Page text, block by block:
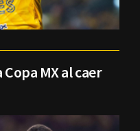
MX al caer